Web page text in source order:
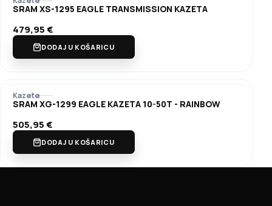
SRAM XS-1295 EAGLE TRANSMISSION KAZETA
479,95€
DODAJ U KOŠARICU
Kazete
SRAM XG-1299 EAGLE KAZETA 10-50T - RAINBOW
505,95€
DODAJ U KOŠARICU